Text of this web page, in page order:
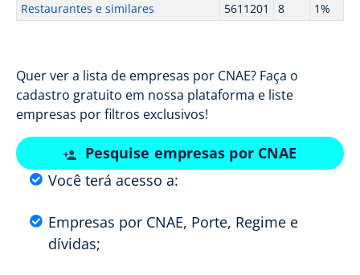
Restaurantes e similares 5611201 8 1%
Quer ver a lista de empresas por CNAE? Faça o
cadastro gratuito em nossa plataforma e liste
empresas por filtros exclusivos!
Pesquise empresas por CNAE
Você terá acesso a:
Empresas por CNAE, Porte, Regime e
dívidas;